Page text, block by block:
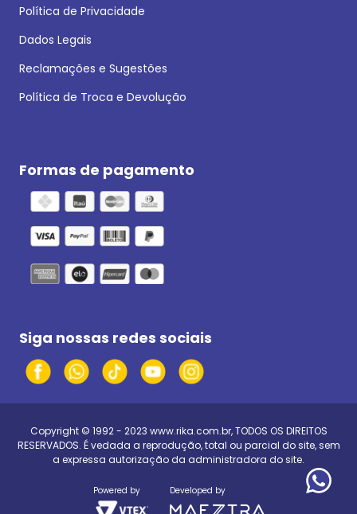
Política de Privacidade
Dados Legais
Reclamações e Sugestões
Política de Troca e Devolução
Formas de pagamento
Siga nossas redes sociais
Copyright © 1992 - 2023 www.rika.com.br, TODOS OS DIREITOS
RESERVADOS. É vedada a reprodução, total ou parcial do site, sem
a expressa autorização da administradora do site.
Powered by Developed by